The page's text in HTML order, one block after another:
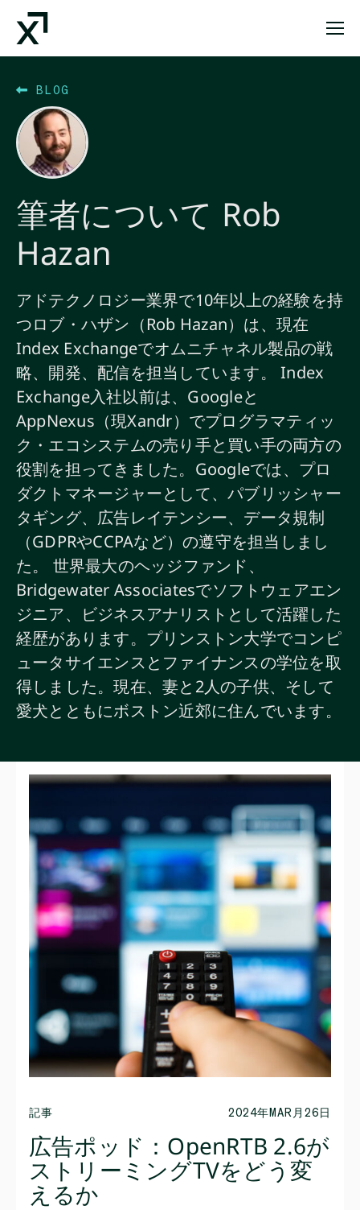
Index Exchange Home page
BLOG
筆者について Rob
Hazan
アドテクノロジー業界で10年以上の経験を持
つロブ・ハザン（Rob Hazan）は、現在
Index Exchangeでオムニチャネル製品の戦
略、開発、配信を担当しています。 Index
Exchange入社以前は、Googleと
AppNexus（現Xandr）でプログラマティッ
ク・エコシステムの売り手と買い手の両方の
役割を担ってきました。Googleでは、プロ
ダクトマネージャーとして、パブリッシャー
タギング、広告レイテンシー、データ規制
（GDPRやCCPAなど）の遵守を担当しまし
た。 世界最大のヘッジファンド、
Bridgewater Associatesでソフトウェアエン
ジニア、ビジネスアナリストとして活躍した
経歴があります。プリンストン大学でコンピ
ュータサイエンスとファイナンスの学位を取
得しました。現在、妻と2人の子供、そして
愛犬とともにボストン近郊に住んでいます。
記事 2024年MAR月26日
広告ポッド：OpenRTB 2.6が
ストリーミングTVをどう変
えるか